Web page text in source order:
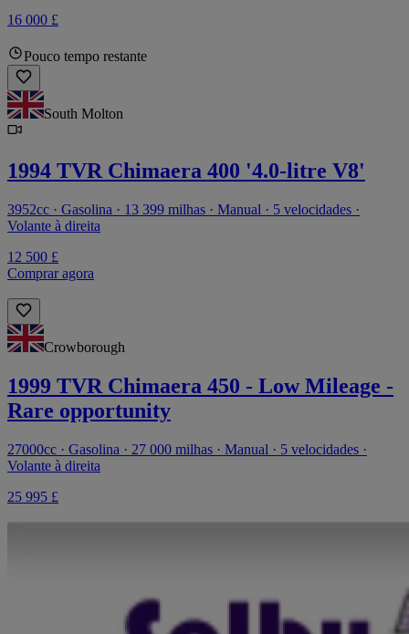
16 000 £
Pouco tempo restante
South Molton
1994 TVR Chimaera 400 '4.0-litre V8'
3952cc · Gasolina · 13 399 milhas · Manual · 5 velocidades ·
Volante à direita
12 500 £
Comprar agora
Crowborough
1999 TVR Chimaera 450 - Low Mileage -
Rare opportunity
27000cc · Gasolina · 27 000 milhas · Manual · 5 velocidades ·
Volante à direita
25 995 £